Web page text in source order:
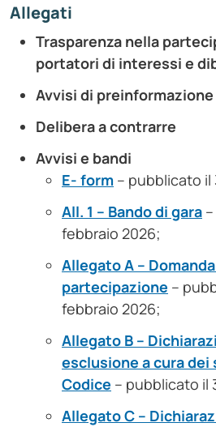
Allegati
Trasparenza nella
portatori di interessi e
Avvisi di preinformazione
Delibera a contrarre
Avvisi e bandi
E- form – pubblicato il
All. 1 – Bando di gara
febbraio 2026;
Allegato A –
partecipazione –
febbraio 2026;
Allegato B –
esclusione a cura
Codice – pubblicato il
Allegato C –